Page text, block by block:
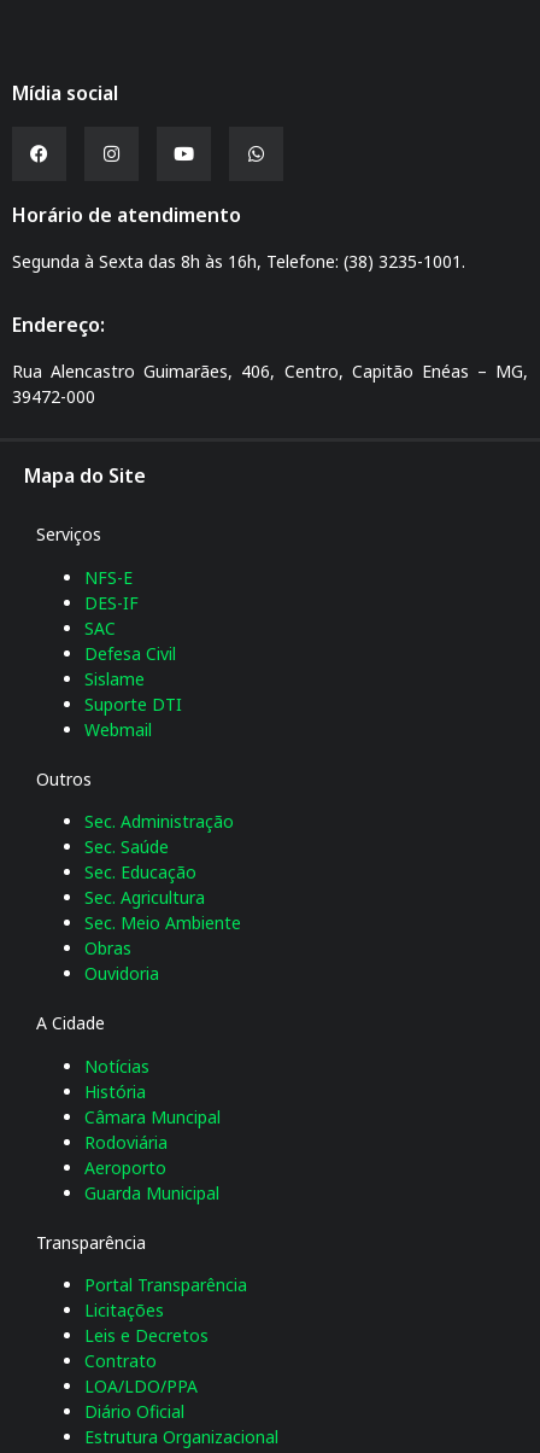
Mídia social
Horário de atendimento
Segunda à Sexta das 8h às 16h, Telefone: (38) 3235-1001.
Endereço:
Rua Alencastro Guimarães, 406, Centro, Capitão Enéas – MG,
39472-000
Mapa do Site
A Cidade
Notícias
História
Câmara Muncipal
Rodoviária
Aeroporto
Guarda Municipal
Transparência
Portal Transparência
Licitações
Leis e Decretos
Contrato
LOA/LDO/PPA
Diário Oficial
Estrutura Organizacional
Serviços
NFS-E
DES-IF
SAC
Defesa Civil
Sislame
Suporte DTI
Webmail
Outros
Sec. Administração
Sec. Saúde
Sec. Educação
Sec. Agricultura
Sec. Meio Ambiente
Obras
Ouvidoria